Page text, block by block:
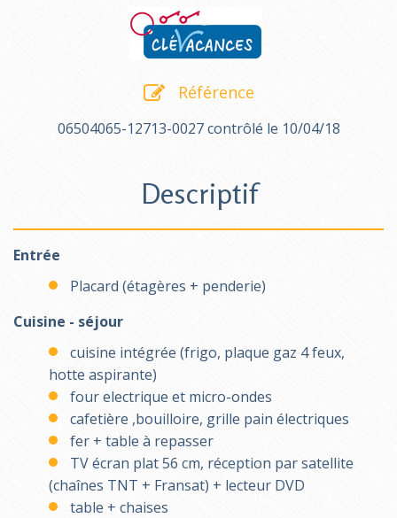
Référence
06504065-12713-0027 contrôlé le 10/04/18
Descriptif
Entrée
Placard (étagères + penderie)
Cuisine - séjour
cuisine intégrée (frigo, plaque gaz 4 feux,
hotte aspirante)
four electrique et micro-ondes
cafetière ,bouilloire, grille pain électriques
fer + table à repasser
TV écran plat 56 cm, réception par satellite
(chaînes TNT + Fransat) + lecteur DVD
table + chaises